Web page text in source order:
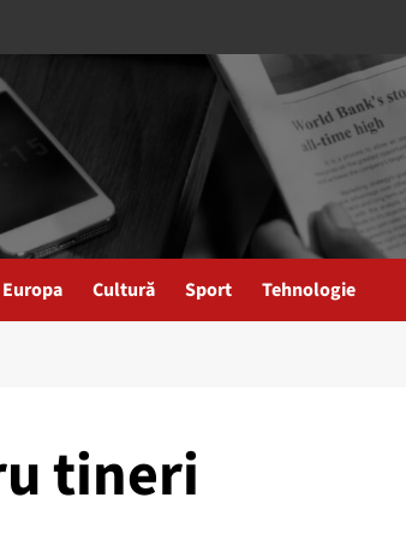
Europa Cultură Sport Tehnologie
tineri